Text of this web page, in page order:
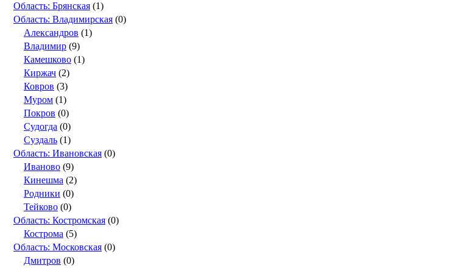
Область: Брянская (1)
Область: Владимирская (0)
Александров (1)
Владимир (9)
Камешково (1)
Киржач (2)
Ковров (3)
Муром (1)
Покров (0)
Судогда (0)
Суздаль (1)
Область: Ивановская (0)
Иваново (9)
Кинешма (2)
Родники (0)
Тейково (0)
Область: Костромская (0)
Кострома (5)
Область: Московская (0)
Дмитров (0)